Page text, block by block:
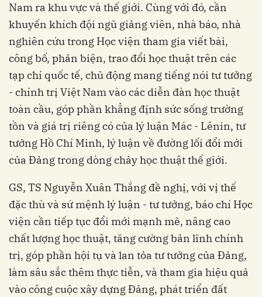
Nam ra khu vực và thế giới. Cùng với đó, cần
khuyến khích đội ngũ giảng viên, nhà báo, nhà
nghiên cứu trong Học viện tham gia viết bài,
công bố, phản biện, trao đổi học thuật trên các
tạp chí quốc tế, chủ động mang tiếng nói tư tưởng
- chính trị Việt Nam vào các diễn đàn học thuật
toàn cầu, góp phần khẳng định sức sống trường
tồn và giá trị riêng có của lý luận Mác - Lênin, tư
tưởng Hồ Chí Minh, lý luận về đường lối đổi mới
của Đảng trong dòng chảy học thuật thế giới.
GS, TS Nguyễn Xuân Thắng đề nghị, với vị thế
đặc thù và sứ mệnh lý luận - tư tưởng, báo chí Học
viện cần tiếp tục đổi mới mạnh mẽ, nâng cao
chất lượng học thuật, tăng cường bản lĩnh chính
trị, góp phần hội tụ và lan tỏa tư tưởng của Đảng,
làm sâu sắc thêm thực tiễn, và tham gia hiệu quả
vào công cuộc xây dựng Đảng, phát triển đất